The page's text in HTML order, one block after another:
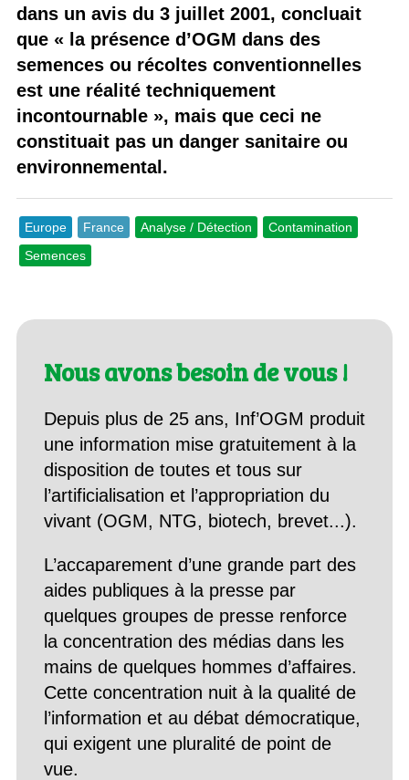
dans un avis du 3 juillet 2001, concluait
que « la présence d’OGM dans des
semences ou récoltes conventionnelles
est une réalité techniquement
incontournable », mais que ceci ne
constituait pas un danger sanitaire ou
environnemental.
Europe France Analyse / Détection
Contamination
Semences
Nous avons besoin de vous !
Depuis plus de 25 ans, Inf’OGM produit
une information mise gratuitement à la
disposition de toutes et tous sur
l’artificialisation et l’appropriation du
vivant (OGM, NTG, biotech, brevet...).
L’accaparement d’une grande part des
aides publiques à la presse par
quelques groupes de presse renforce
la concentration des médias dans les
mains de quelques hommes d’affaires.
Cette concentration nuit à la qualité de
l’information et au débat démocratique,
qui exigent une pluralité de point de
vue.